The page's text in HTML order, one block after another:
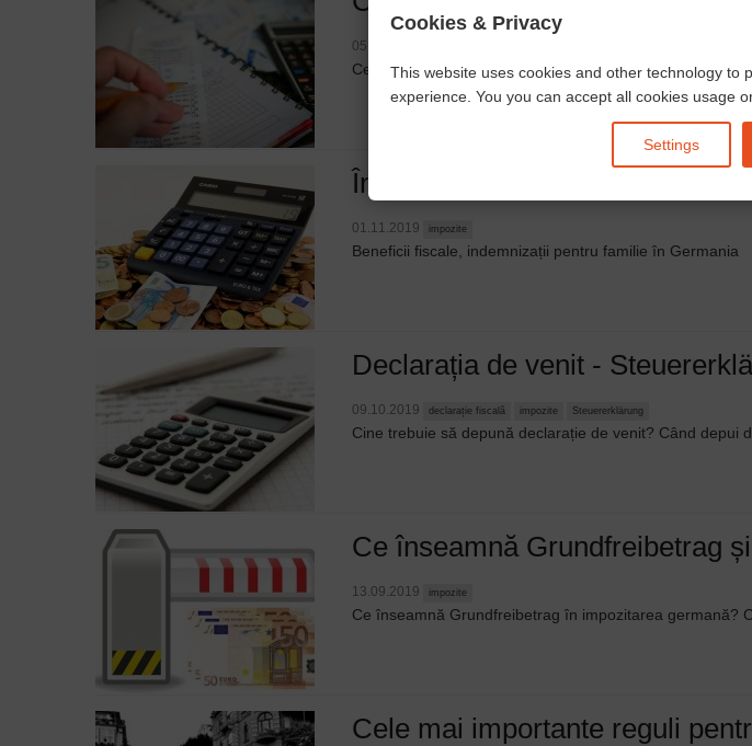
05.06.2020
Ce deduceri și sume forfetare poți să scazi din impozit?
În Germania poți câștiga și
01.11.2019 impozite
Beneficii fiscale, indemnizații pentru familie în Germania
Declarația de venit -
09.10.2019 declarație fiscală impozite Steuererklärung
Cine trebuie să depună declarație de venit? Când depui
Ce înseamnă Grundfreibetrag
13.09.2019 impozite
Ce înseamnă Grundfreibetrag în impozitarea germană?
Cele mai importante reguli
Cookies & Privacy
This website uses cookies and other technology to
experience. You you can accept all cookies usage
Settings